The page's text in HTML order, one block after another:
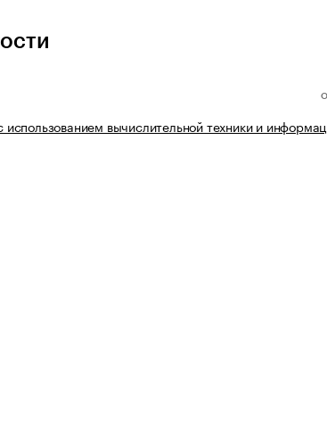
использованием вычислительной техники и